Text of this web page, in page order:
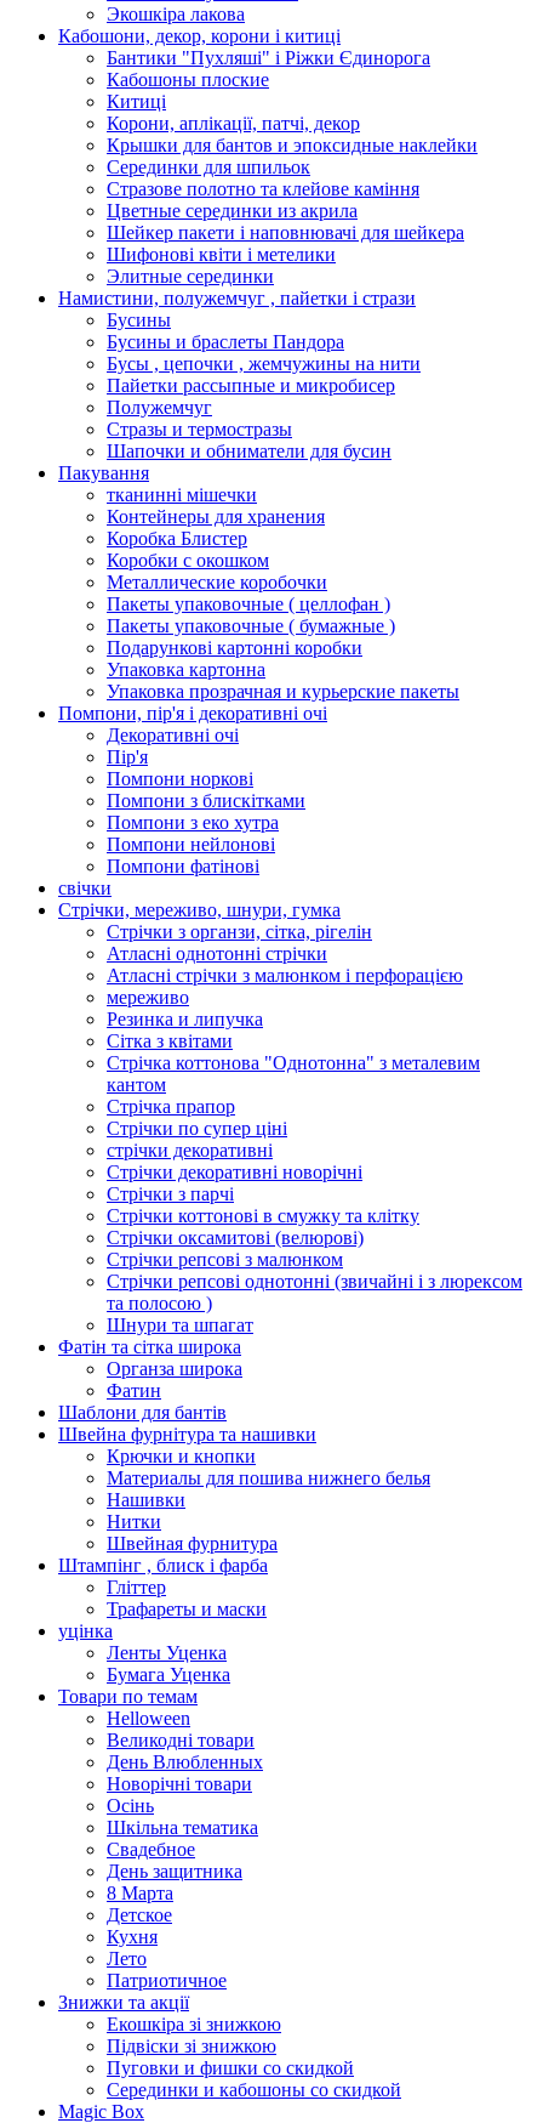
Экошкiра лакова
Кабошони, декор, корони і китиці
Бантики "Пухляші" і Ріжки Єдинорога
Кабошоны плоские
Китиці
Корони, аплікації, патчі, декор
Крышки для бантов и эпоксидные наклейки
Серединки для шпильок
Стразове полотно та клейове каміння
Цветные серединки из акрила
Шейкер пакети і наповнювачі для шейкера
Шифонові квіти і метелики
Элитные серединки
Намистини, полужемчуг , пайетки і стрази
Бусины
Бусины и браслеты Пандора
Бусы , цепочки , жемчужины на нити
Пайетки рассыпные и микробисер
Полужемчуг
Стразы и термостразы
Шапочки и обниматели для бусин
Пакування
тканинні мішечки
Контейнеры для хранения
Коробка Блистер
Коробки с окошком
Металлические коробочки
Пакеты упаковочные ( целлофан )
Пакеты упаковочные ( бумажные )
Подарункові картонні коробки
Упаковка картонна
Упаковка прозрачная и курьерские пакеты
Помпони, пір'я і декоративні очі
Декоративні очі
Пір'я
Помпони норкові
Помпони з блискітками
Помпони з еко хутра
Помпони нейлонові
Помпони фатінові
свічки
Стрічки, мереживо, шнури, гумка
Стрічки з органзи, сітка, рігелін
Атласні однотонні стрічки
Атласні стрічки з малюнком і перфорацією
мереживо
Резинка и липучка
Сітка з квітами
Стрічка коттонова "Однотонна" з металевим
кантом
Стрічка прапор
Стрічки по супер ціні
стрічки декоративні
Стрічки декоративні новорічні
Стрічки з парчі
Стрічки коттонові в смужку та клітку
Стрічки оксамитові (велюрові)
Стрічки репсові з малюнком
Стрічки репсові однотонні (звичайні і з люрексом
та полосою )
Шнури та шпагат
Фатін та сітка широка
Органза широка
Фатин
Шаблони для бантів
Швейна фурнітура та нашивки
Крючки и кнопки
Материалы для пошива нижнего белья
Нашивки
Нитки
Швейная фурнитура
Штампінг , блиск і фарба
Гліттер
Трафареты и маски
уцінка
Ленты Уценка
Бумага Уценка
Товари по темам
Helloween
Великодні товари
День Влюбленных
Новорічні товари
Осінь
Шкільна тематика
Свадебное
День защитника
8 Марта
Детское
Кухня
Лето
Патриотичное
Знижки та акції
Екошкіра зі знижкою
Підвіски зі знижкою
Пуговки и фишки со скидкой
Серединки и кабошоны со скидкой
Magic Box